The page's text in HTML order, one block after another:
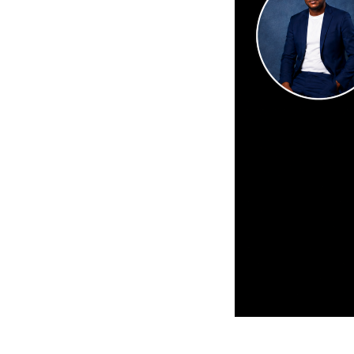
Pour porter«
autour de
l’ambition
gabonaise en